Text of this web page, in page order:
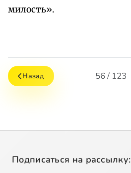
милость».
Назад 56 / 123
Подписаться на рассылку: